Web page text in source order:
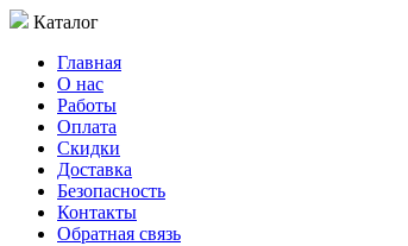
Каталог
Главная
О нас
Работы
Оплата
Скидки
Доставка
Безопасность
Контакты
Обратная связь